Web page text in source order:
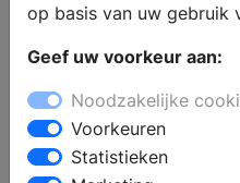
op basis van uw gebruik
Geef uw voorkeur aan:
Noodzakelijke
Voorkeuren
Statistieken